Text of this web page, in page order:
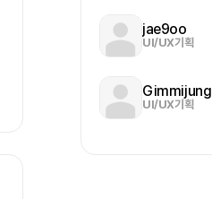
jae9oo
UI/UX기획
Gimmijung
UI/UX기획